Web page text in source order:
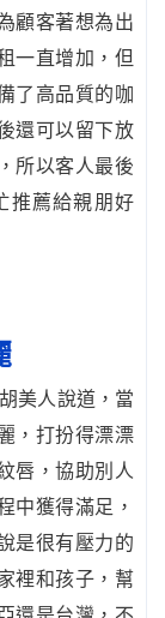
顧客著想為出
一直增加，但
了高品質的咖
還可以留下放
所以客人最後
推薦給親朋好
美人說道，當
，打扮得漂漂
唇，協助別人
中獲得滿足，
是很有壓力的
裡和孩子，幫